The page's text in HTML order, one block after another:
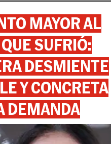
MAYOR AL
SUFRIÓ:
DESMIENTE
Y CONCRETA
DEMANDA